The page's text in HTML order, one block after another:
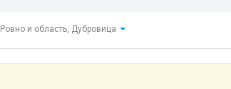
Ровно и область, Дубровица